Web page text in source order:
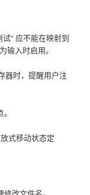
“ 应不能在映射到
输入时启用。
器时，提醒用户注
式移动状态定